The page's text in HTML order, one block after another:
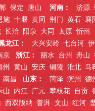
保定 唐山 河南： 济源
施 十堰 黄冈 荆门 黄石 襄
长治 阳泉 大同 太原 忻州
龙江： 大兴安岭 七台河
京 浙江： 丽水 台州 舟山
州 黄山 安庆 铜陵 淮北 马
南昌 山东： 菏泽 滨州
德
山 内江 广元 攀枝花 自贡
西双版纳 普洱 文山 红河